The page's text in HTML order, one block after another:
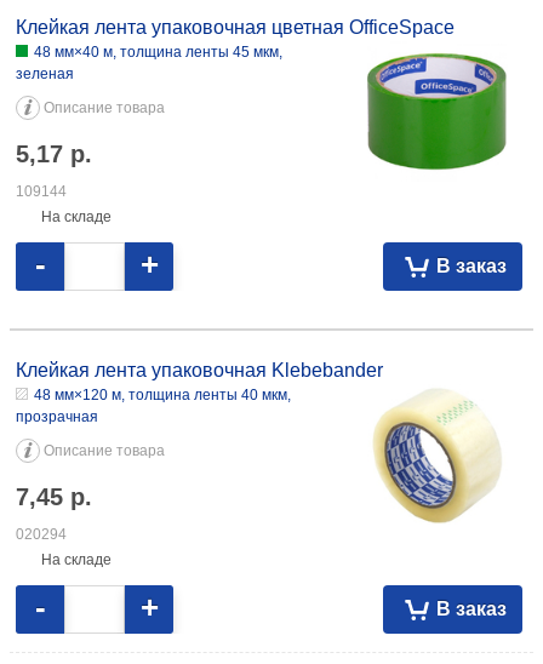
толщина ленты 45 мкм, зеленая 5,17 109144
Клейкая лента упаковочная цветная OfficeSpace
48 мм×40 м, толщина ленты 45 мкм,
зеленая
Описание товара
5,17 р.
109144
На складе
В заказ
- +
40 мкм, прозрачная 7,45 020294 48 мм×14 м, толщина ленты 40 мкм,
прозрачная 1,48 019292 50 мм×57 м, толщина ленты 40 мкм,
прозрачная 3,23 096386
Клейкая лента упаковочная Klebebander
48 мм×120 м, толщина ленты 40 мкм,
прозрачная
Описание товара
7,45 р.
020294
На складе
В заказ
- +